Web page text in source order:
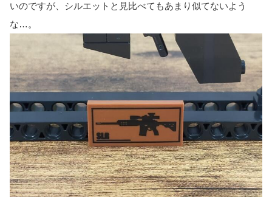
いのですが、シルエットと見比べてもあまり似てないよう
な…。